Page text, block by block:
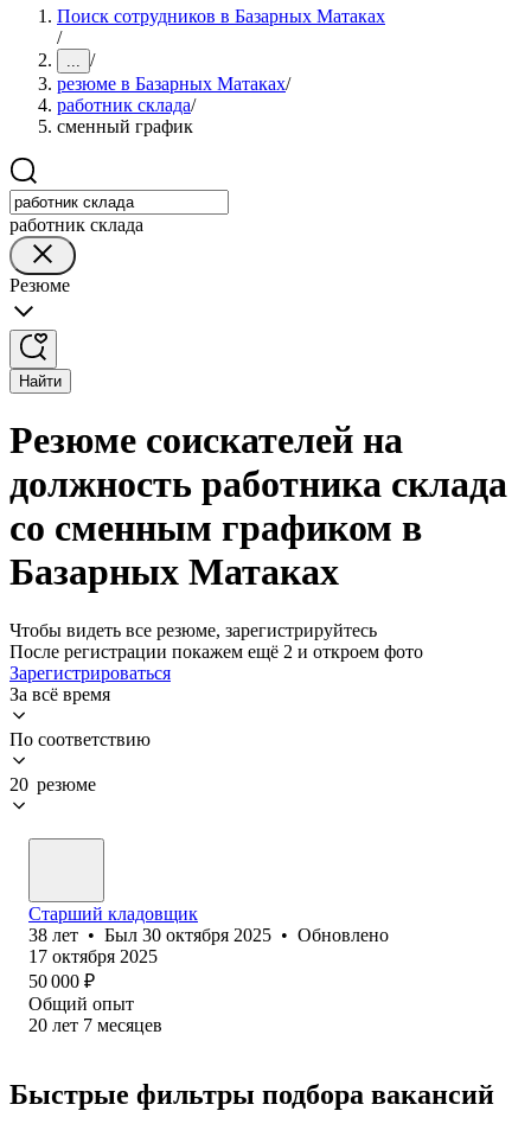
Поиск сотрудников в Базарных Матаках
/
... /
резюме в Базарных Матаках/
работник склада/
сменный график
работник склада
Резюме
Найти
Резюме соискателей на
должность работника склада
со сменным графиком в
Базарных Матаках
Чтобы видеть все резюме, зарегистрируйтесь
После регистрации покажем ещё 2 и откроем фото
Зарегистрироваться
За всё время
По соответствию
20 резюме
Старший кладовщик
38 лет • Был 30 октября 2025 • Обновлено
17 октября 2025
50 000 ₽
Общий опыт
20 лет 7 месяцев
Быстрые фильтры подбора вакансий